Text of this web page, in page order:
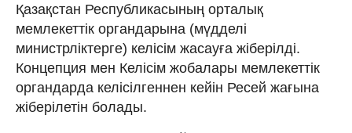
Қазақстан Республикасының орталық
мемлекеттік органдарына (мүдделі
министрліктерге) келісім жасауға жіберілді.
Концепция мен Келісім жобалары мемлекеттік
органдарда келісілгеннен кейін Ресей жағына
жіберілетін болады.